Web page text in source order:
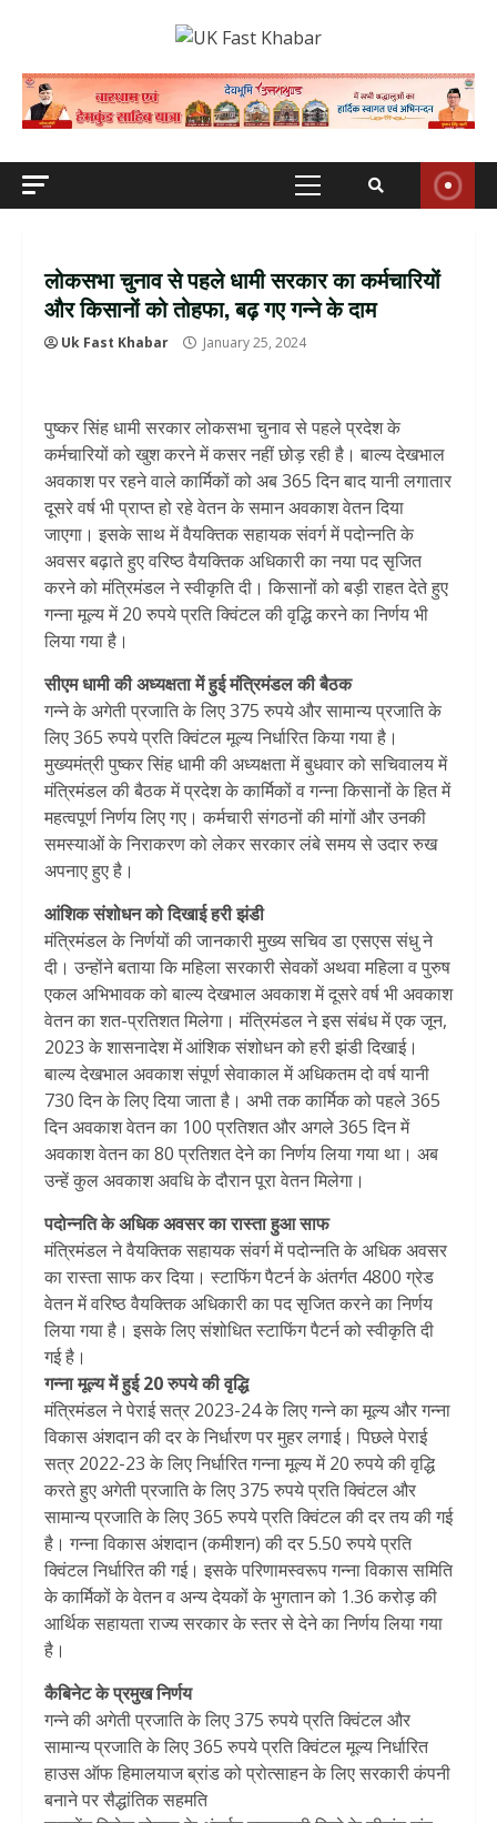
Primary
लोकसभा चुनाव से पहले धामी सरकार का कर्मचारियों
और किसानों को तोहफा, बढ़ गए गन्ने के दाम
Uk Fast Khabar January 25, 2024
पुष्कर सिंह धामी सरकार लोकसभा चुनाव से पहले प्रदेश के
कर्मचारियों को खुश करने में कसर नहीं छोड़ रही है। बाल्य देखभाल
अवकाश पर रहने वाले कार्मिकों को अब 365 दिन बाद यानी लगातार
दूसरे वर्ष भी प्राप्त हो रहे वेतन के समान अवकाश वेतन दिया
जाएगा। इसके साथ में वैयक्तिक सहायक संवर्ग में पदोन्नति के
अवसर बढ़ाते हुए वरिष्ठ वैयक्तिक अधिकारी का नया पद सृजित
करने को मंत्रिमंडल ने स्वीकृति दी। किसानों को बड़ी राहत देते हुए
गन्ना मूल्य में 20 रुपये प्रति क्विंटल की वृद्धि करने का निर्णय भी
लिया गया है।
सीएम धामी की अध्यक्षता में हुई मंत्रिमंडल की बैठक
गन्ने के अगेती प्रजाति के लिए 375 रुपये और सामान्य प्रजाति के
लिए 365 रुपये प्रति क्विंटल मूल्य निर्धारित किया गया है।
मुख्यमंत्री पुष्कर सिंह धामी की अध्यक्षता में बुधवार को सचिवालय में
मंत्रिमंडल की बैठक में प्रदेश के कार्मिकों व गन्ना किसानों के हित में
महत्वपूर्ण निर्णय लिए गए। कर्मचारी संगठनों की मांगों और उनकी
समस्याओं के निराकरण को लेकर सरकार लंबे समय से उदार रुख
अपनाए हुए है।
आंशिक संशोधन को दिखाई हरी झंडी
मंत्रिमंडल के निर्णयों की जानकारी मुख्य सचिव डा एसएस संधु ने
दी। उन्होंने बताया कि महिला सरकारी सेवकों अथवा महिला व पुरुष
एकल अभिभावक को बाल्य देखभाल अवकाश में दूसरे वर्ष भी अवकाश
वेतन का शत-प्रतिशत मिलेगा। मंत्रिमंडल ने इस संबंध में एक जून,
2023 के शासनादेश में आंशिक संशोधन को हरी झंडी दिखाई।
बाल्य देखभाल अवकाश संपूर्ण सेवाकाल में अधिकतम दो वर्ष यानी
730 दिन के लिए दिया जाता है। अभी तक कार्मिक को पहले 365
दिन अवकाश वेतन का 100 प्रतिशत और अगले 365 दिन में
अवकाश वेतन का 80 प्रतिशत देने का निर्णय लिया गया था। अब
उन्हें कुल अवकाश अवधि के दौरान पूरा वेतन मिलेगा।
पदोन्नति के अधिक अवसर का रास्ता हुआ साफ
मंत्रिमंडल ने वैयक्तिक सहायक संवर्ग में पदोन्नति के अधिक अवसर
का रास्ता साफ कर दिया। स्टाफिंग पैटर्न के अंतर्गत 4800 ग्रेड
वेतन में वरिष्ठ वैयक्तिक अधिकारी का पद सृजित करने का निर्णय
लिया गया है। इसके लिए संशोधित स्टाफिंग पैटर्न को स्वीकृति दी
गई है।
गन्ना मूल्य में हुई 20 रुपये की वृद्धि
मंत्रिमंडल ने पेराई सत्र 2023-24 के लिए गन्ने का मूल्य और गन्ना
विकास अंशदान की दर के निर्धारण पर मुहर लगाई। पिछले पेराई
सत्र 2022-23 के लिए निर्धारित गन्ना मूल्य में 20 रुपये की वृद्धि
करते हुए अगेती प्रजाति के लिए 375 रुपये प्रति क्विंटल और
सामान्य प्रजाति के लिए 365 रुपये प्रति क्विंटल की दर तय की गई
है। गन्ना विकास अंशदान (कमीशन) की दर 5.50 रुपये प्रति
क्विंटल निर्धारित की गई। इसके परिणामस्वरूप गन्ना विकास समिति
के कार्मिकों के वेतन व अन्य देयकों के भुगतान को 1.36 करोड़ की
आर्थिक सहायता राज्य सरकार के स्तर से देने का निर्णय लिया गया
है।
कैबिनेट के प्रमुख निर्णय
गन्ने की अगेती प्रजाति के लिए 375 रुपये प्रति क्विंटल और
सामान्य प्रजाति के लिए 365 रुपये प्रति क्विंटल मूल्य निर्धारित
हाउस ऑफ हिमालयाज ब्रांड को प्रोत्साहन के लिए सरकारी कंपनी
बनाने पर सैद्धांतिक सहमति